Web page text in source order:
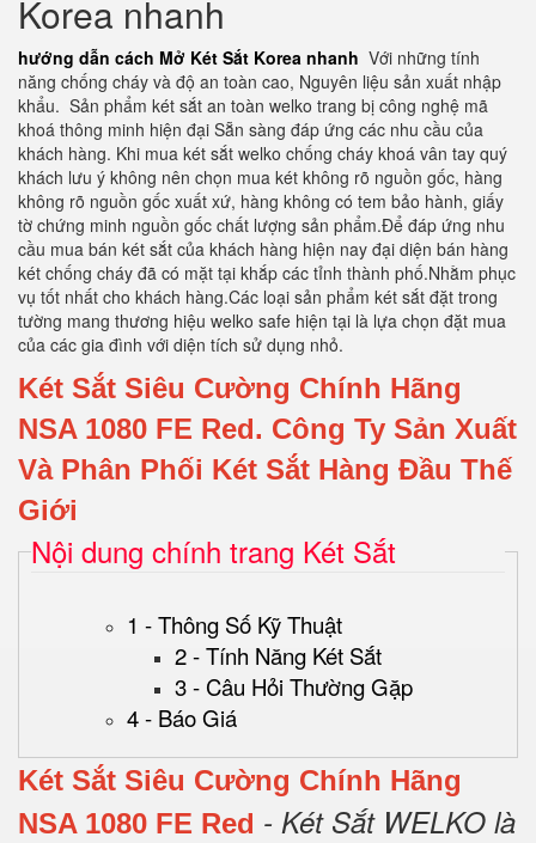
Korea nhanh
hướng dẫn cách Mở Két Sắt Korea nhanh Với những tính
năng chống cháy và độ an toàn cao, Nguyên liệu sản xuất nhập
khẩu. Sản phẩm két sắt an toàn welko trang bị công nghệ mã
khoá thông minh hiện đại Sẵn sàng đáp ứng các nhu cầu của
khách hàng. Khi mua két sắt welko chống cháy khoá vân tay quý
khách lưu ý không nên chọn mua két không rõ nguồn gốc, hàng
không rõ nguồn gốc xuất xứ, hàng không có tem bảo hành, giấy
tờ chứng minh nguồn gốc chất lượng sản phẩm.Để đáp ứng nhu
cầu mua bán két sắt của khách hàng hiện nay đại diện bán hàng
két chống cháy đã có mặt tại khắp các tỉnh thành phố.Nhằm phục
vụ tốt nhất cho khách hàng.Các loại sản phẩm két sắt đặt trong
tường mang thương hiệu welko safe hiện tại là lựa chọn đặt mua
của các gia đình với diện tích sử dụng nhỏ.
Két Sắt Siêu Cường Chính Hãng
NSA 1080 FE Red. Công Ty Sản Xuất
Và Phân Phối Két Sắt Hàng Đầu Thế
Giới
Nội dung chính trang Két Sắt
1 - Thông Số Kỹ Thuật
2 - Tính Năng Két Sắt
3 - Câu Hỏi Thường Gặp
4 - Báo Giá
Két Sắt Siêu Cường Chính Hãng
NSA 1080 FE Red - Két Sắt WELKO là